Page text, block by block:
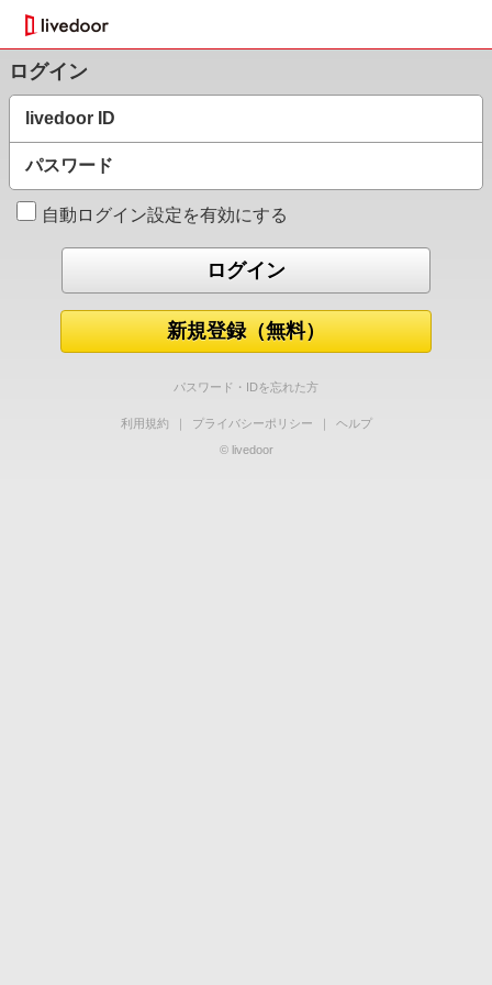
ログイン
livedoor ID
パスワード
自動ログイン設定を有効にする
新規登録（無料）
パスワード・IDを忘れた方
利用規約 ｜ プライバシーポリシー ｜
ヘルプ
© livedoor